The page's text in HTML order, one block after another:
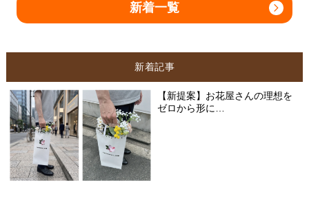
新着一覧
新着記事
【新提案】お花屋さんの理想を
ゼロから形に…